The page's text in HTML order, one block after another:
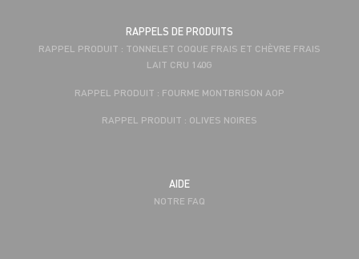
RAPPELS DE PRODUITS
RAPPEL PRODUIT : TONNELET COQUE FRAIS ET CHÈVRE FRAIS
LAIT CRU 140G
RAPPEL PRODUIT : FOURME MONTBRISON AOP
RAPPEL PRODUIT : OLIVES NOIRES
AIDE
NOTRE FAQ